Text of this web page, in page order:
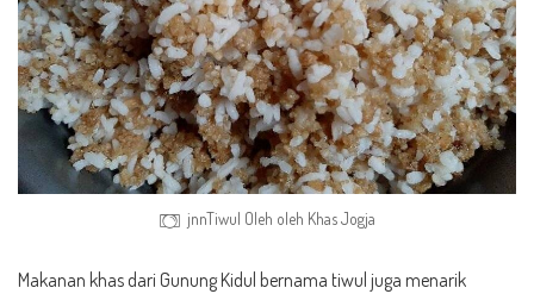
jnnTiwul Oleh oleh Khas Jogja
Makanan khas dari Gunung Kidul bernama tiwul juga menarik